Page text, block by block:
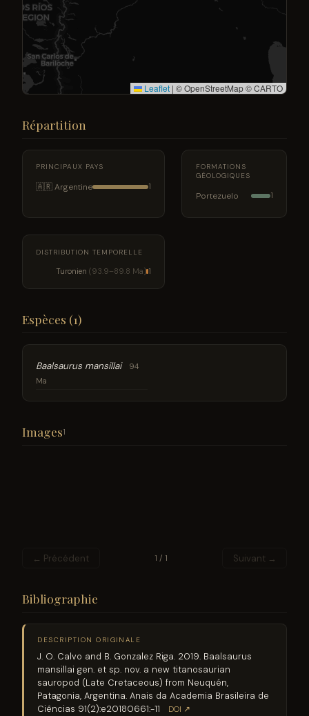
Leaflet | © OpenStreetMap © CARTO
Répartition
PRINCIPAUX PAYS
🇦🇷 Argentine 1
FORMATIONS
GÉOLOGIQUES
Portezuelo 1
DISTRIBUTION TEMPORELLE
Turonien (93.9–89.8 Ma) 1
Espèces (1)
Baalsaurus mansillai
94
Ma
Images1
← Précédent 1 / 1 Suivant →
Bibliographie
DESCRIPTION ORIGINALE
J. O. Calvo and B. Gonzalez Riga. 2019. Baalsaurus
mansillai gen. et sp. nov. a new titanosaurian
sauropod (Late Cretaceous) from Neuquén,
Patagonia, Argentina. Anais da Academia Brasileira de
Ciências 91(2):e20180661:-11
DOI ↗